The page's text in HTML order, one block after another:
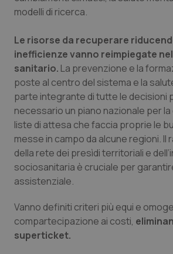
modelli di ricerca.
Le risorse da recuperare
inefficienze vanno reimpiegate
sanitario. La prevenzione e la
poste al centro del sistema e la
parte integrante di tutte le decisioni
necessario un piano nazionale per
liste di attesa che faccia proprie le
messe in campo da alcune regioni.
della rete dei presìdi territoriali e
sociosanitaria è cruciale per
assistenziale.
Vanno definiti criteri più equi e
compartecipazione ai costi,
superticket.